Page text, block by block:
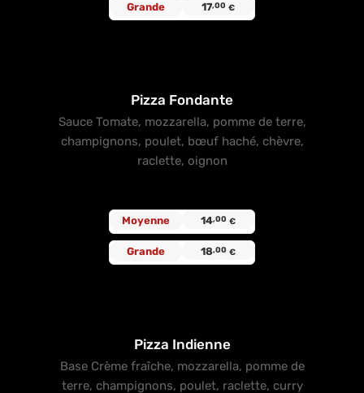
Grande 17,00 €
Pizza Fondante
Sauce Tomate, mozzarella, pomme de terre,
champignons, poulet, bœuf haché, chèvre,
raclette, oignon
Moyenne 14,00 €
Grande 18,00 €
Pizza Indienne
Base Crème fraîche, mozzarella, pomme de
terre, champignons, poulet, raclette, curry